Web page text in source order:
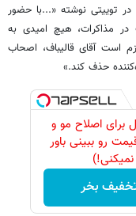
توییتی نوشته «...با حضور
در مذاکرات، هیچ امیدی به
است آقای قالیباف، اصحاب
حذف کند.»
برای اصلاح مو و
رو ببینی باور
نمیکنی!)
بخر